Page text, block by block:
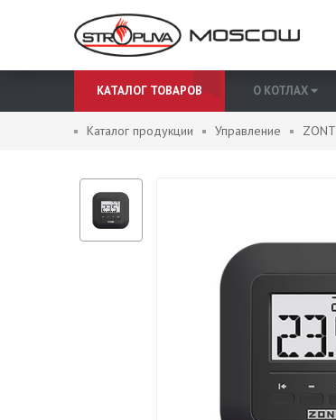
КАТАЛОГ ТОВАРОВ О КОТЛАХ
Каталог продукции Управление ZONT